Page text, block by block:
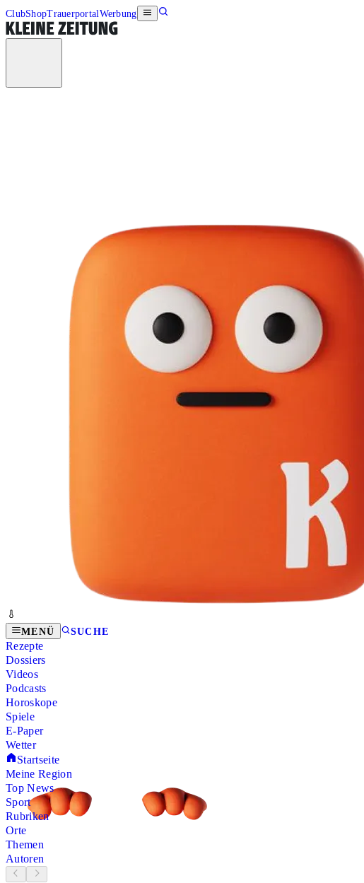
ClubShopTrauerportalWerbung
MENÜ SUCHE
Rezepte
Dossiers
Videos
Podcasts
Horoskope
Spiele
E-Paper
Wetter
Startseite
Meine Region
Top News
Sport
Rubriken
Orte
Themen
Autoren